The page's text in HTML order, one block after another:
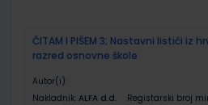
ČITAM I PIŠEM 3; Nastavni listići iz
razred osnovne škole
Autor(i):
Nakladnik: ALFA d.d. Registarski broj